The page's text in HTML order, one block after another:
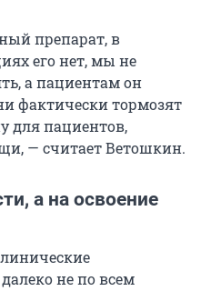
препарат, в
его нет, мы не
а пациентам он
фактически тормозят
для пациентов,
— считает Ветошкин.
а на освоение
не по всем